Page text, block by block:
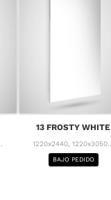
13 FROSTY WHITE
1220x2440, 1220x3050...
BAJO PEDIDO